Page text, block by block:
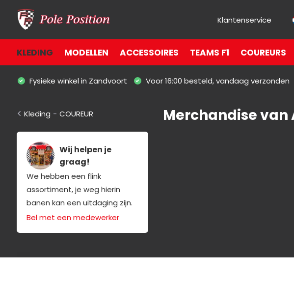
Klantenservice
KLEDING MODELLEN ACCESSOIRES TEAMS F1 COUREURS
Fysieke winkel in Zandvoort Voor 16:00 besteld, vandaag verzonden
Kleding - COUREUR
Wij helpen je
graag!
We hebben een flink
assortiment, je weg hierin
banen kan een uitdaging zijn.
Bel met een medewerker
Merchandise van